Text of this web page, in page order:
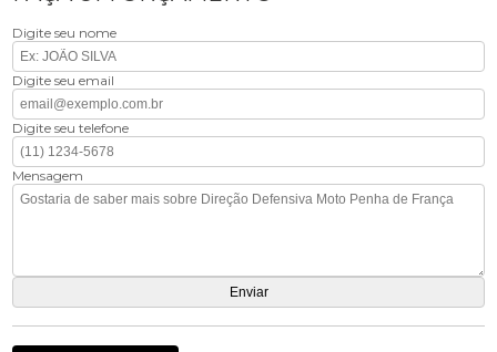
Digite seu nome
Digite seu email
Digite seu telefone
Mensagem